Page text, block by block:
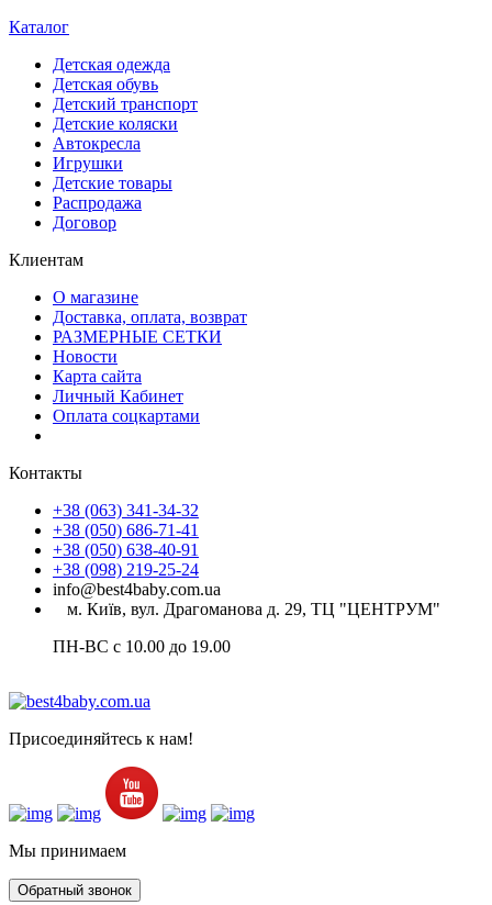
Каталог
Детская одежда
Детская обувь
Детский транспорт
Детские коляски
Автокресла
Игрушки
Детские товары
Распродажа
Договор
Клиентам
О магазине
Доставка, оплата, возврат
РАЗМЕРНЫЕ СЕТКИ
Новости
Карта сайта
Личный Кабинет
Оплата соцкартами
Контакты
+38 (063) 341-34-32
+38 (050) 686-71-41
+38 (050) 638-40-91
+38 (098) 219-25-24
info@best4baby.com.ua
м. Київ, вул. Драгоманова д. 29, ТЦ "ЦЕНТРУМ"
ПН-ВС с 10.00 до 19.00
Присоединяйтесь к нам!
Мы принимаем
Обратный звонок